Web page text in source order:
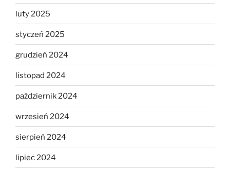
luty 2025
styczeń 2025
grudzień 2024
listopad 2024
październik 2024
wrzesień 2024
sierpień 2024
lipiec 2024